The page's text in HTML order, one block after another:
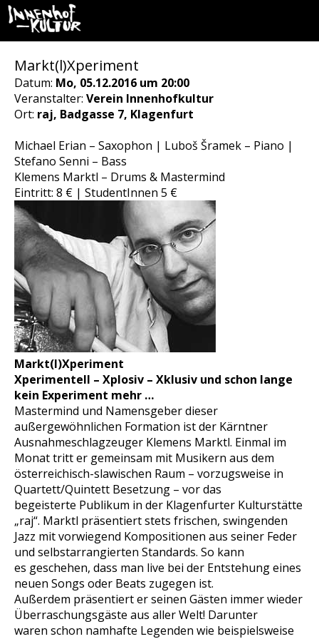
Markt(l)Xperiment
Datum: Mo, 05.12.2016 um 20:00
Veranstalter: Verein Innenhofkultur
Ort: raj, Badgasse 7, Klagenfurt
Michael Erian – Saxophon | Luboš Šramek – Piano |
Stefano Senni – Bass
Klemens Marktl – Drums & Mastermind
Eintritt: 8 € | StudentInnen 5 €
Markt(l)Xperiment
Xperimentell – Xplosiv – Xklusiv und schon lange
kein Experiment mehr …
Mastermind und Namensgeber dieser
außergewöhnlichen Formation ist der Kärntner
Ausnahmeschlagzeuger Klemens Marktl. Einmal im
Monat tritt er gemeinsam mit Musikern aus dem
österreichisch-slawischen Raum – vorzugsweise in
Quartett/Quintett Besetzung – vor das
begeisterte Publikum in der Klagenfurter Kulturstätte
„raj“. Marktl präsentiert stets frischen, swingenden
Jazz mit vorwiegend Kompositionen aus seiner Feder
und selbstarrangierten Standards. So kann
es geschehen, dass man live bei der Entstehung eines
neuen Songs oder Beats zugegen ist.
Außerdem präsentiert er seinen Gästen immer wieder
Überraschungsgäste aus aller Welt! Darunter
waren schon namhafte Legenden wie beispielsweise